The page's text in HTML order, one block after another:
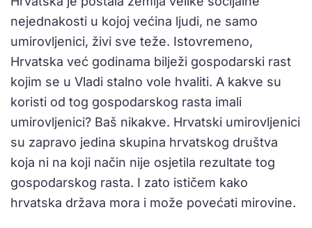
nejednakosti u kojoj većina ljudi, ne samo
umirovljenici, živi sve teže. Istovremeno,
Hrvatska već godinama bilježi gospodarski rast
kojim se u Vladi stalno vole hvaliti. A kakve su
koristi od tog gospodarskog rasta imali
umirovljenici? Baš nikakve. Hrvatski umirovljenici
su zapravo jedina skupina hrvatskog društva
koja ni na koji način nije osjetila rezultate tog
gospodarskog rasta. I zato ističem kako
hrvatska država mora i može povećati mirovine.